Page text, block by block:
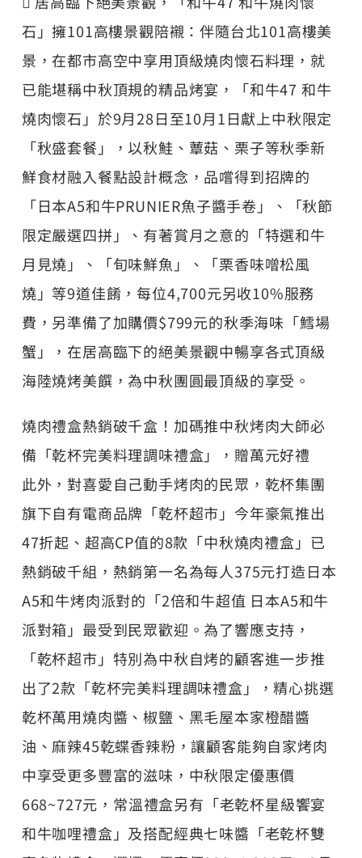
石」擁101高樓景觀陪襯：伴隨台北101高樓美
景，在都市高空中享用頂級燒肉懷石料理，就
已能堪稱中秋頂規的精品烤宴，「和牛47 和牛
燒肉懷石」於9月28日至10月1日獻上中秋限定
「秋盛套餐」，以秋鮭、蕈菇、栗子等秋季新
鮮食材融入餐點設計概念，品嚐得到招牌的
「日本A5和牛PRUNIER魚子醬手卷」、「秋節
限定嚴選四拼」、有著賞月之意的「特選和牛
月見燒」、「旬味鮮魚」、「栗香味噌松風
燒」等9道佳餚，每位4,700元另收10%服務
費，另準備了加購價$799元的秋季海味「鱈場
蟹」，在居高臨下的絕美景觀中暢享各式頂級
海陸燒烤美饌，為中秋團圓最頂級的享受。
燒肉禮盒熱銷破千盒！加碼推中秋烤肉大師必
備「乾杯完美料理調味禮盒」，贈萬元好禮
此外，對喜愛自己動手烤肉的民眾，乾杯集團
旗下自有電商品牌「乾杯超市」今年豪氣推出
47折起、超高CP值的8款「中秋燒肉禮盒」已
熱銷破千組，熱銷第一名為每人375元打造日本
A5和牛烤肉派對的「2倍和牛超值 日本A5和牛
派對箱」最受到民眾歡迎。為了響應支持，
「乾杯超市」特別為中秋自烤的顧客進一步推
出了2款「乾杯完美料理調味禮盒」，精心挑選
乾杯萬用燒肉醬、椒鹽、黑毛屋本家橙醋醬
油、麻辣45乾蝶香辣粉，讓顧客能夠自家烤肉
中享受更多豐富的滋味，中秋限定優惠價
668~727元，常溫禮盒另有「老乾杯星級饗宴
和牛咖哩禮盒」及搭配經典七味醬「老乾杯雙